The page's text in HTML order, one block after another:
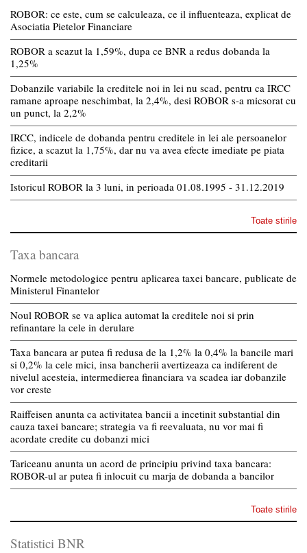
ROBOR: ce este, cum se calculeaza, ce il influenteaza, explicat de
Asociatia Pietelor Financiare
ROBOR a scazut la 1,59%, dupa ce BNR a redus dobanda la
1,25%
Dobanzile variabile la creditele noi in lei nu scad, pentru ca IRCC
ramane aproape neschimbat, la 2,4%, desi ROBOR s-a micsorat cu
un punct, la 2,2%
IRCC, indicele de dobanda pentru creditele in lei ale persoanelor
fizice, a scazut la 1,75%, dar nu va avea efecte imediate pe piata
creditarii
Istoricul ROBOR la 3 luni, in perioada 01.08.1995 - 31.12.2019
Toate stirile
Taxa bancara
Normele metodologice pentru aplicarea taxei bancare, publicate de
Ministerul Finantelor
Noul ROBOR se va aplica automat la creditele noi si prin
refinantare la cele in derulare
Taxa bancara ar putea fi redusa de la 1,2% la 0,4% la bancile mari
si 0,2% la cele mici, insa bancherii avertizeaza ca indiferent de
nivelul acesteia, intermedierea financiara va scadea iar dobanzile
vor creste
Raiffeisen anunta ca activitatea bancii a incetinit substantial din
cauza taxei bancare; strategia va fi reevaluata, nu vor mai fi
acordate credite cu dobanzi mici
Tariceanu anunta un acord de principiu privind taxa bancara:
ROBOR-ul ar putea fi inlocuit cu marja de dobanda a bancilor
Toate stirile
Statistici BNR